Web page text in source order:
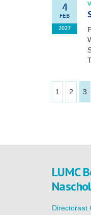
4
FEB
2027
1 2 3
LUMC
Directoraat